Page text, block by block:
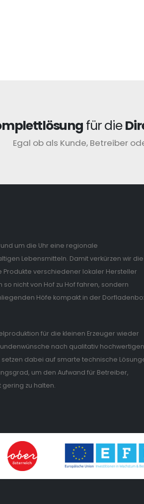
für die
Egal ob als Kunde, Betreiber
um die Uhr eine regionale
Lebensmitteln. Damit verkürzen wir die
verschiedener lokaler Hersteller
so nicht von Hof zu Hof fahren, sondern
Höfe kompakt in der
für die kleinen Erzeuger wieder
nach qualitativ hochwertigen
setzen dabei auf smarte technische
um den Aufwand für Betreiber,
gering zu halten.